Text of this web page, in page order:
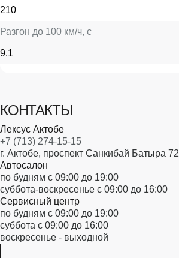
210
Разгон до 100 км/ч, с
9.1
КОНТАКТЫ
Лексус Актобе
+7 (713) 274-15-15
г. Актобе, проспект Санкибай Батыра 72
Автосалон
по будням с 09:00 до 19:00
суббота-воскресенье с 09:00 до 16:00
Сервисный центр
по будням с 09:00 до 19:00
суббота с 09:00 до 16:00
воскресенье - выходной